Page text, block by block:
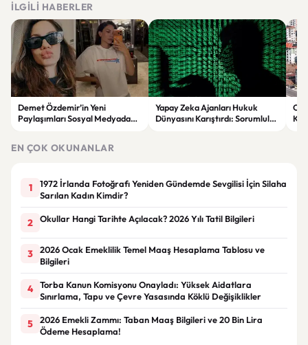
İLGILI HABERLER
Demet Özdemir’in Yeni
Paylaşımları Sosyal Medyada
Yapay Zeka Ajanları Hukuk
Dünyasını Karıştırdı: Sorumluluk
EN ÇOK OKUNANLAR
1
1972 İrlanda Fotoğrafı Yeniden Gündemde Sevgilisi İçin Silaha
Sarılan Kadın Kimdir?
2 Okullar Hangi Tarihte Açılacak? 2026 Yılı Tatil Bilgileri
3
2026 Ocak Emeklilik Temel Maaş Hesaplama Tablosu ve
Bilgileri
4
Torba Kanun Komisyonu Onayladı: Yüksek Aidatlara
Sınırlama, Tapu ve Çevre Yasasında Köklü Değişiklikler
5
2026 Emekli Zammı: Taban Maaş Bilgileri ve 20 Bin Lira
Ödeme Hesaplama!